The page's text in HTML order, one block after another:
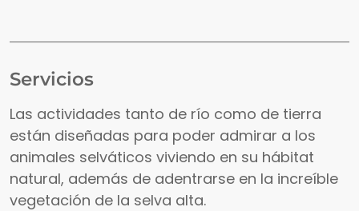
Servicios
Las actividades tanto de río como de tierra
están diseñadas para poder admirar a los
animales selváticos viviendo en su hábitat
natural, además de adentrarse en la increíble
vegetación de la selva alta.